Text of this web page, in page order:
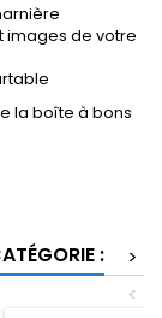
images de votre
la boîte à bons
:
>
<